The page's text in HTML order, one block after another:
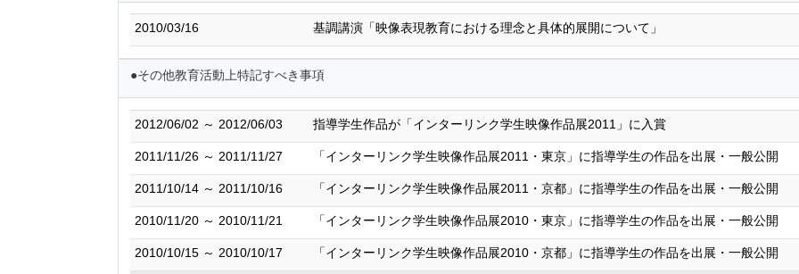
2010/03/16 基調講演「映像表現教育における理念と具体的展開について」
●その他教育活動上特記すべき事項
2012/06/02 ～ 2012/06/03 指導学生作品が「インターリンク学生映像作品展2011」に入賞
2011/11/26 ～ 2011/11/27 「インターリンク学生映像作品展2011・東京」に指導学生の作品を出展・一般公開
2011/10/14 ～ 2011/10/16 「インターリンク学生映像作品展2011・京都」に指導学生の作品を出展・一般公開
2010/11/20 ～ 2010/11/21 「インターリンク学生映像作品展2010・東京」に指導学生の作品を出展・一般公開
2010/10/15 ～ 2010/10/17 「インターリンク学生映像作品展2010・京都」に指導学生の作品を出展・一般公開